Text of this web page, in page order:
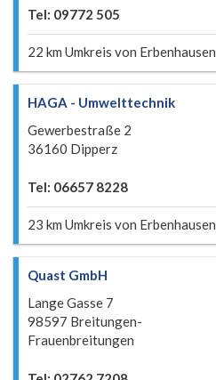
Tel: 09772 505
22 km Umkreis von Erbenhausen
HAGA - Umwelttechnik
Gewerbestraße 2
36160 Dipperz
Tel: 06657 8228
23 km Umkreis von Erbenhausen
Quast GmbH
Lange Gasse 7
98597 Breitungen-
Frauenbreitungen